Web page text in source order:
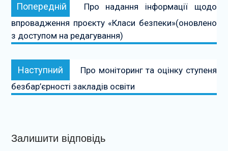
записів
Попередній
Про надання інформації щодо
впровадження проєкту «Класи безпеки»(оновлено
з доступом на редагування)
Наступний
Про моніторинг та оцінку ступеня
безбар’єрності закладів освіти
Залишити відповідь